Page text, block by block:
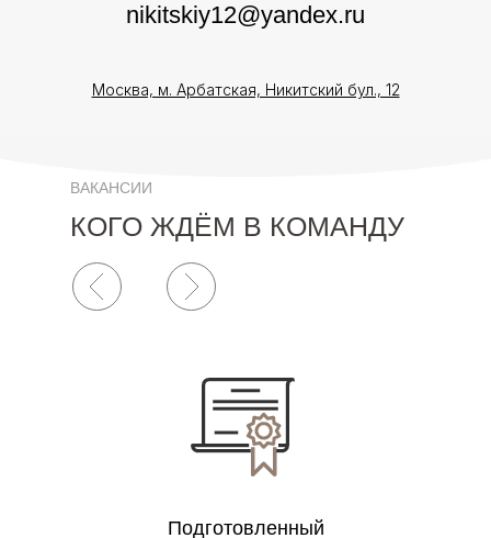
nikitskiy12@yandex.ru
Москва, м. Арбатская, Никитский бул., 12
ВАКАНСИИ
КОГО ЖДЁМ В КОМАНДУ
Подготовленный